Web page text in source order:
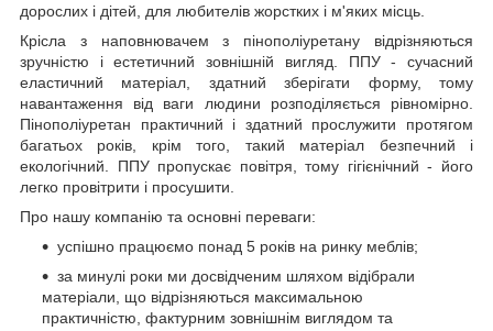
дорослих і дітей, для любителів жорстких і м'яких місць.
Крісла з наповнювачем з пінополіуретану відрізняються
зручністю і естетичний зовнішній вигляд. ППУ - сучасний
еластичний матеріал, здатний зберігати форму, тому
навантаження від ваги людини розподіляється рівномірно.
Пінополіуретан практичний і здатний прослужити протягом
багатьох років, крім того, такий матеріал безпечний і
екологічний. ППУ пропускає повітря, тому гігієнічний - його
легко провітрити і просушити.
Про нашу компанію та основні переваги:
успішно працюємо понад 5 років на ринку меблів;
за минулі роки ми досвідченим шляхом відібрали
матеріали, що відрізняються максимальною
практичністю, фактурним зовнішнім виглядом та